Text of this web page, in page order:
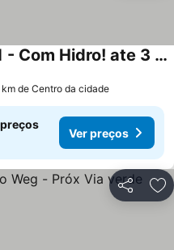
Saint Sebastian Flat 201 - Com Hidro! ate 3 pessoas, Duplex, no centro
de Centro da cidade
Ver preços
Partilhar